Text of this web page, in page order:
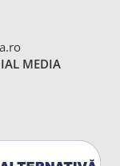
MEDIA